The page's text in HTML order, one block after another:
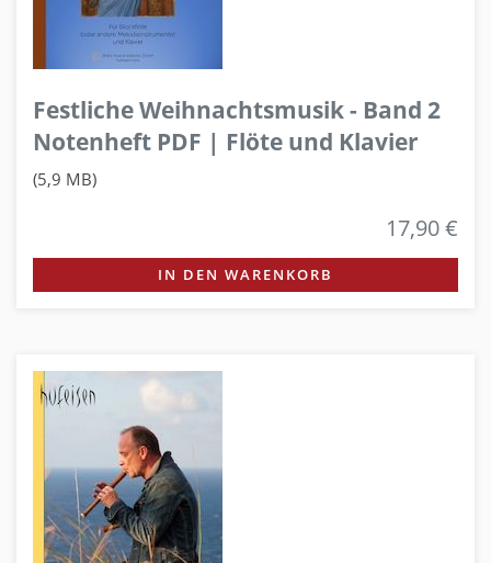
Festliche Weihnachtsmusik - Band 2
Notenheft PDF | Flöte und Klavier
(5,9 MB)
17,90 €
IN DEN WARENKORB